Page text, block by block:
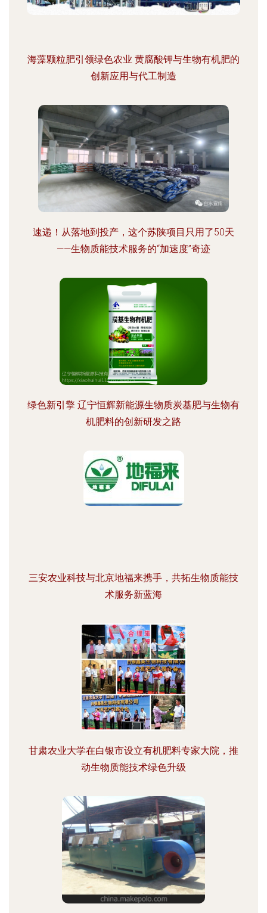
海藻颗粒肥引领绿色农业 黄腐酸钾与生物有机肥的
创新应用与代工制造
速递！从落地到投产，这个苏陕项目只用了50天
——生物质能技术服务的“加速度”奇迹
绿色新引擎 辽宁恒辉新能源生物质炭基肥与生物有
机肥料的创新研发之路
三安农业科技与北京地福来携手，共拓生物质能技
术服务新蓝海
甘肃农业大学在白银市设立有机肥料专家大院，推
动生物质能技术绿色升级